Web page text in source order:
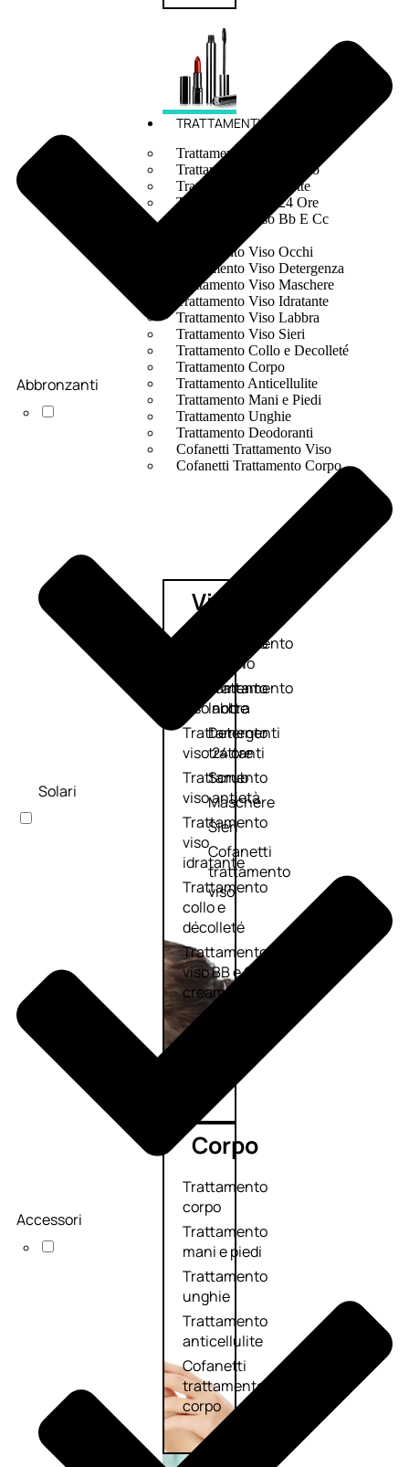
TRATTAMENTI
Trattamento Viso Antieta
Trattamento Viso Giorno
Trattamento Viso Notte
Trattamento Viso 24 Ore
Trattamento Viso Bb E Cc
Trattamento Viso Occhi
Trattamento Viso Detergenza
Trattamento Viso Maschere
Trattamento Viso Idratante
Trattamento Viso Labbra
Trattamento Viso Sieri
Trattamento Collo e Decolleté
Trattamento Corpo
Trattamento Anticellulite
Trattamento Mani e Piedi
Trattamento Unghie
Trattamento Deodoranti
Cofanetti Trattamento Viso
Cofanetti Trattamento Corpo
Viso
Trattamento
viso giorno
Trattamento
viso notte
Trattamento
viso 24 ore
Trattamento
viso antietà
Trattamento
viso
idratante
Trattamento
collo e
décolleté
Trattamento
viso BB e CC
cream
Trattamento
occhi
Trattamento
labbra
Detergenti
trattanti
Scrub
Maschere
Sieri
Cofanetti
trattamento
viso
Corpo
Trattamento
corpo
Trattamento
mani e piedi
Trattamento
unghie
Trattamento
anticellulite
Cofanetti
trattamento
corpo
Abbronzanti
Solari
Accessori